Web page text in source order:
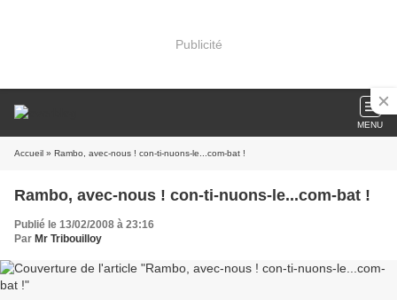
Publicité
MENU
Accueil » Rambo, avec-nous ! con-ti-nuons-le...com-bat !
Rambo, avec-nous ! con-ti-nuons-le...com-bat !
Publié le 13/02/2008 à 23:16
Par Mr Tribouilloy